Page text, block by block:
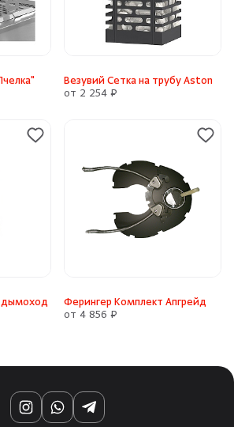
Везувий Сетка на трубу Aston
от 2 254 ₽
дымоход Ферингер Комплект Апгрейд
от 4 856 ₽
InstagramWhatsAppTelegram